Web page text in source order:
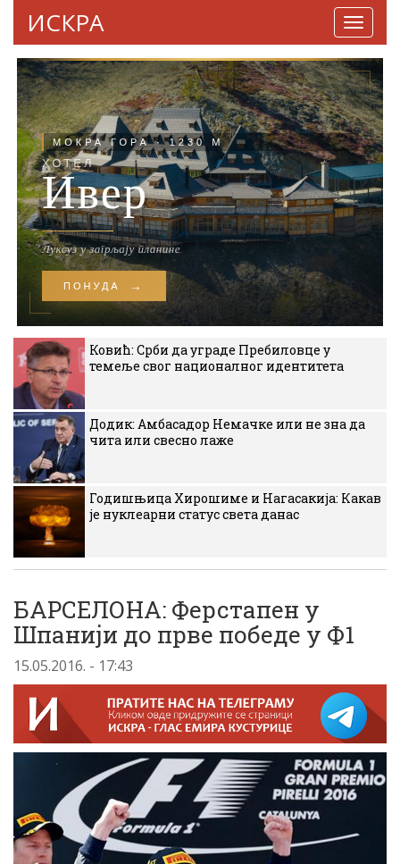
ИСКРА
Ковић: Срби да уграде Пребиловце у
темеље свог националног идентитета
Додик: Амбасадор Немачке или не зна да
чита или свесно лаже
Годишњица Хирошиме и Нагасакија: Какав
је нуклеарни статус света данас
БАРСЕЛОНА: Ферстапен у
Шпанији до прве победе у Ф1
15.05.2016. - 17:43